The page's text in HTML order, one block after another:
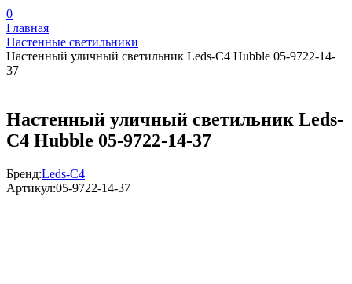
0
Главная
Настенные светильники
Настенный уличный светильник Leds-C4 Hubble 05-9722-14-
37
Настенный уличный светильник Leds-
C4 Hubble 05-9722-14-37
Бренд:Leds-C4
Артикул:05-9722-14-37